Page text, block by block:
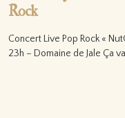
Rock
Concert Live Pop Rock «
23h – Domaine de Jale Ça